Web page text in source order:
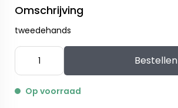
Omschrijving
tweedehands
Bestellen
Op voorraad